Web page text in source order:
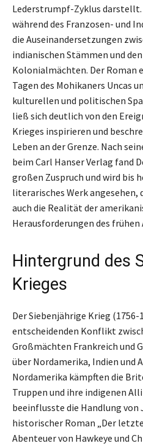
Lederstrumpf-Zyklus darstellt.
während des Franzosen- und
die Auseinandersetzungen
indianischen Stämmen und
Kolonialmächten. Der Roman
Tagen des Mohikaners Uncas
kulturellen und politischen
ließ sich deutlich von den
Krieges inspirieren und
Leben an der Grenze. Nach
beim Carl Hanser Verlag fand
großen Zuspruch und wird bis
literarisches Werk angesehen,
auch die Realität der
Herausforderungen des
Hintergrund des
Krieges
Der Siebenjährige Krieg
entscheidenden Konflikt
Großmächten Frankreich und
über Nordamerika, Indien und
Nordamerika kämpften die
Truppen und ihre indigenen
beeinflusste die Handlung von
historischer Roman „Der
Abenteuer von Hawkeye und